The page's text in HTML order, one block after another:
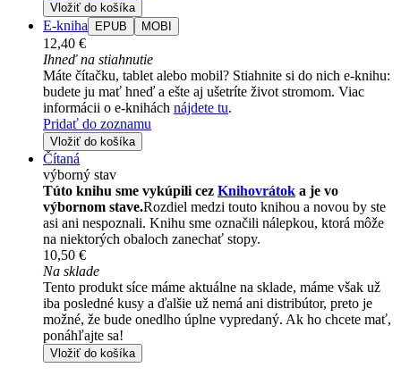
Vložiť do košíka
E-kniha EPUB MOBI
12,40 €
Ihneď na stiahnutie
Máte čítačku, tablet alebo mobil? Stiahnite si do nich e-knihu:
budete ju mať hneď a ešte aj ušetríte život stromom. Viac
informácii o e-knihách nájdete tu.
Pridať do zoznamu
Vložiť do košíka
Čítaná
výborný stav
Túto knihu sme vykúpili cez Knihovrátok a je vo
výbornom stave.Rozdiel medzi touto knihou a novou by ste
asi ani nespoznali. Knihu sme označili nálepkou, ktorá môže
na niektorých obaloch zanechať stopy.
10,50 €
Na sklade
Tento produkt síce máme aktuálne na sklade, máme však už
iba posledné kusy a ďalšie už nemá ani distribútor, preto je
možné, že bude onedlho úplne vypredaný. Ak ho chcete mať,
ponáhľajte sa!
Vložiť do košíka